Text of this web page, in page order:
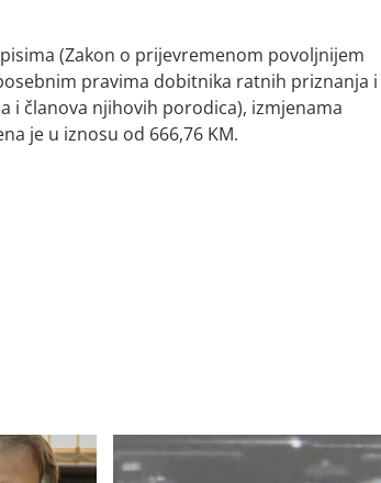
(Zakon o prijevremenom povoljnijem
pravima dobitnika ratnih priznanja i
i članova njihovih porodica), izmjenama
je u iznosu od 666,76 KM.